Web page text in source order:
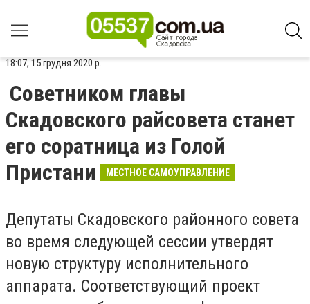
18:07, 15 грудня 2020 р.
Советником главы
Скадовского райсовета станет
его соратница из Голой
Пристани
МЕСТНОЕ САМОУПРАВЛЕНИЕ
Депутаты Скадовского районного совета
во время следующей сессии утвердят
новую структуру исполнительного
аппарата. Соответствующий проект